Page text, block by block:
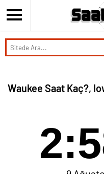
Waukee Saat Kaç?,